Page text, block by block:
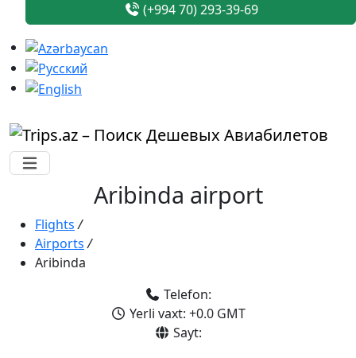
(+994 70) 293-39-69
Aribinda airport
Flights /
Airports /
Aribinda
Telefon:
Yerli vaxt: +0.0 GMT
Sayt: